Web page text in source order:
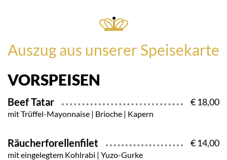
Auszug aus unserer Speisekarte
VORSPEISEN
Beef Tatar € 18,00
mit Trüffel-Mayonnaise | Brioche | Kapern
Räucherforellenfilet € 14,00
mit eingelegtem Kohlrabi | Yuzo-Gurke